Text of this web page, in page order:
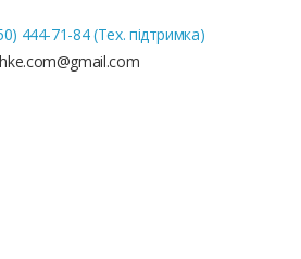
444-71-84 (Тех. підтримка)